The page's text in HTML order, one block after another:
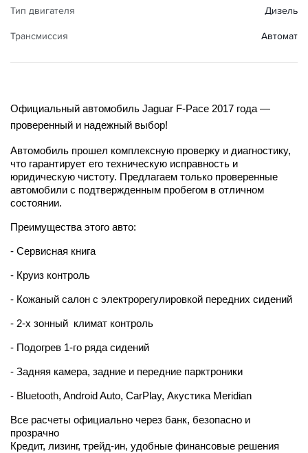
Тип двигателя Дизель
Трансмиссия Автомат
Официальный автомобиль Jaguar F-Pace 2017 года —
проверенный и надежный выбор!
Автомобиль прошел комплексную проверку и диагностику,
что гарантирует его техническую исправность и
юридическую чистоту. Предлагаем только проверенные
автомобили с подтвержденным пробегом в отличном
состоянии.
Преимущества этого авто:
- Сервисная книга
- Круиз контроль
- Кожаный салон с электрорегулировкой передних сидений
- 2-х зонный  климат контроль
- Подогрев 1-го ряда сидений
- Задняя камера, задние и передние парктроники
- Bluetooth, Android Auto, CarPlay, Акустика Meridian
Все расчеты официально через банк, безопасно и
прозрачно
Кредит, лизинг, трейд-ин, удобные финансовые решения